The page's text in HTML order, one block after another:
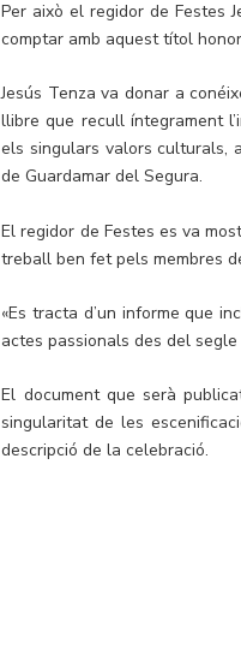
Per això el regidor de Festes
comptar amb aquest títol
Jesús Tenza va donar a
llibre que recull íntegrament
els singulars valors culturals,
de Guardamar del Segura.
El regidor de Festes es va
treball ben fet pels membres
«Es tracta d’un informe que
actes passionals des del
El document que serà
singularitat de les
descripció de la celebració.